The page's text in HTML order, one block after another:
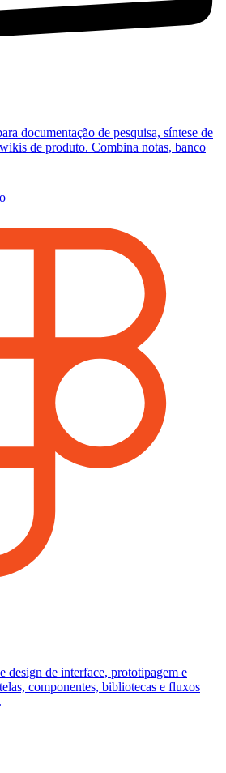
documentação de pesquisa, síntese de
de produto. Combina notas, banco
design de interface, prototipagem e
componentes, bibliotecas e fluxos